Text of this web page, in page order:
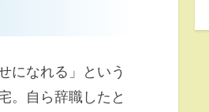
になれる」という
。自ら辞職したと